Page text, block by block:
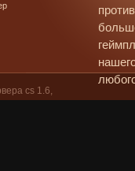
cs 1.6,